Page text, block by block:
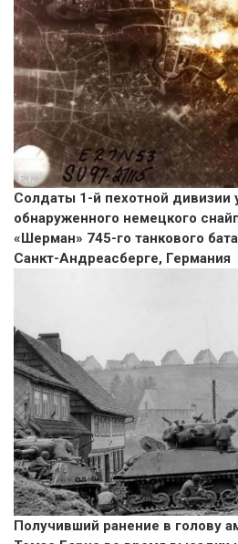
Солдаты 1-й пехотной дивизии
обнаруженного немецкого
«Шерман» 745-го танкового
Санкт-Андреасберге, Германия
Получивший ранение в голову